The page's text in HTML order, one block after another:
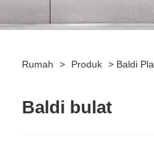
Rumah > Produk > Baldi
Baldi bulat